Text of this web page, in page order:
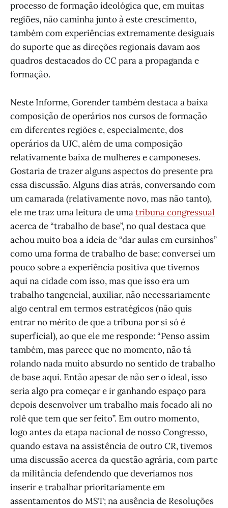
processo de formação ideológica que, em muitas
regiões, não caminha junto à este crescimento,
também com experiências extremamente desiguais
do suporte que as direções regionais davam aos
quadros destacados do CC para a propaganda e
formação.
Neste Informe, Gorender também destaca a baixa
composição de operários nos cursos de formação
em diferentes regiões e, especialmente, dos
operários da UJC, além de uma composição
relativamente baixa de mulheres e camponeses.
Gostaria de trazer alguns aspectos do presente pra
essa discussão. Alguns dias atrás, conversando com
um camarada (relativamente novo, mas não tanto),
ele me traz uma leitura de umatribuna congressual
acerca de “trabalho de base”, no qual destaca que
achou muito boa a ideia de “dar aulas em cursinhos”
como uma forma de trabalho de base; conversei um
pouco sobre a experiência positiva que tivemos
aqui na cidade com isso, mas que isso era um
trabalho tangencial, auxiliar, não necessariamente
algo central em termos estratégicos (não quis
entrar no mérito de que a tribuna por si só é
superficial), ao que ele me responde: “Penso assim
também, mas parece que no momento, não tá
rolando nada muito absurdo no sentido de trabalho
de base aqui. Então apesar de não ser o ideal, isso
seria algo pra começar e ir ganhando espaço para
depois desenvolver um trabalho mais focado ali no
rolê que tem que ser feito”. Em outro momento,
logo antes da etapa nacional de nosso Congresso,
quando estava na assistência de outro CR, tivemos
uma discussão acerca da questão agrária, com parte
da militância defendendo que deveríamos nos
inserir e trabalhar prioritariamente em
assentamentos do MST; na ausência de Resoluções